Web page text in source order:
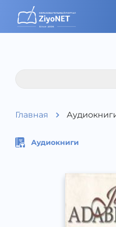
Главная
Аудиокниги